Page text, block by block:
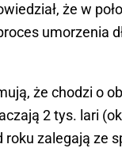
że w
umorzenia
że chodzi o
2 tys. lari
roku zalegają ze